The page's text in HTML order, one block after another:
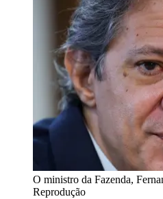
O ministro da Fazenda,
Reprodução